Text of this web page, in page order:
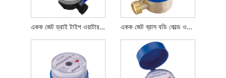
একক জেট ড্রাই টাইপ ওয়াটার মিটার (তামার গ্লাস রেজিস্টার সহ) একক জেট ব্রাস বডি কোল্ড ওয়াটার মিটার